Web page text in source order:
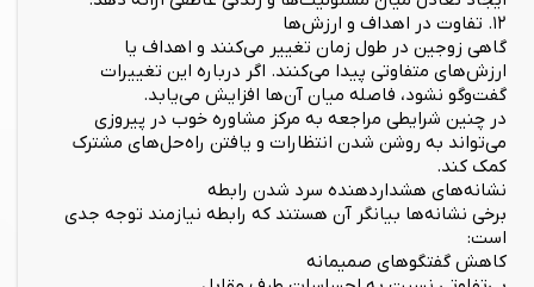
۱۲. تفاوت در اهداف و ارزش‌ها
گاهی زوجین در طول زمان تغییر می‌کنند و اهداف یا
ارزش‌های متفاوتی پیدا می‌کنند. اگر درباره این تغییرات
گفت‌وگو نشود، فاصله میان آن‌ها افزایش می‌یابد.
در چنین شرایطی مراجعه به مرکز مشاوره خوب در پیروزی
می‌تواند به روشن شدن انتظارات و یافتن راه‌حل‌های مشترک
کمک کند.
نشانه‌های هشداردهنده سرد شدن رابطه
برخی نشانه‌ها بیانگر آن هستند که رابطه نیازمند توجه جدی
است:
کاهش گفتگوهای صمیمانه